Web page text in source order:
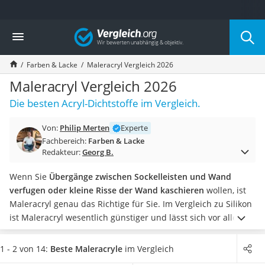
Die beliebtesten Vergleiche nach Kategorie
Baumarkt
Tresor feuerfest
Makita-Akku-Rasenmäher
Kappsäge
Smartes Türschloss
Akku-Rasentrimmer
Split-Klimaanlage 2 Innengeräte
Pelletofen
Tiefbrunnenpumpe
Fliesenschneider
Hochdruckreiniger
Doppelschleifer
Überwachungskamera
Benzinrasenmäher mit Elektrostart
Vergleich
Farben & Lacke Maleracryl Vergleich 2026
Maleracryl Vergleich 2026
Die besten Acryl-Dichtstoffe im Vergleich.
Von: Philip Merten
Experte
Fachbereich: Farben & Lacke
Redakteur:Georg B.
Wenn Sie Übergänge zwischen Sockelleisten und Wand
verfugen oder kleine Risse der Wand kaschieren wollen, ist
Maleracryl genau das Richtige für Sie. Im Vergleich zu Silikon
ist Maleracryl wesentlich günstiger und lässt sich vor allem
meist problemlos überstreichen. Damit das Material im
Praxis-Test überzeugt,achten Sie auf einen niedrigen
1 - 2 von 14: Beste Maleracryle im Vergleich